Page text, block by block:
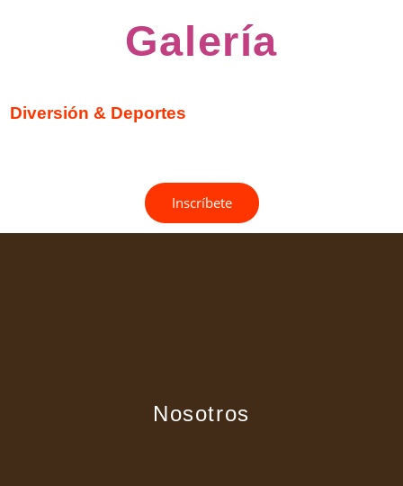
Galería
Diversión & Deportes
Inscríbete
Nosotros